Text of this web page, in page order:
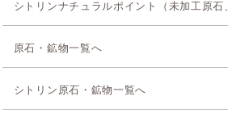
シトリンナチュラルポイント（未加工原石
原石・鉱物一覧へ
シトリン原石・鉱物一覧へ